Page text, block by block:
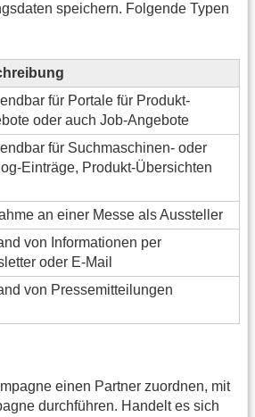
speichern. Folgende Typen
für Portale für Produkt-
oder auch Job-Angebote
für Suchmaschinen- oder
Einträge, Produkt-Übersichten
an einer Messe als Aussteller
von Informationen per
oder E-Mail
von Pressemitteilungen
einen Partner zuordnen, mit
durchführen. Handelt es sich